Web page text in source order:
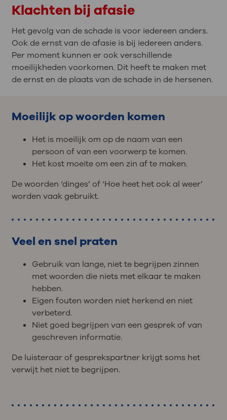
Klachten bij afasie
Het gevolg van de schade is voor iedereen anders.
Ook de ernst van de afasie is bij iedereen anders.
Per moment kunnen er ook verschillende
moeilijkheden voorkomen. Dit heeft te maken met
de ernst en de plaats van de schade in de hersenen.
Moeilijk op woorden komen
Het is moeilijk om op de naam van een
persoon of van een voorwerp te komen.
Het kost moeite om een zin af te maken.
De woorden ‘dinges’ of ‘Hoe heet het ook al weer’
worden vaak gebruikt.
Veel en snel praten
Gebruik van lange, niet te begrijpen zinnen
met woorden die niets met elkaar te maken
hebben.
Eigen fouten worden niet herkend en niet
verbeterd.
Niet goed begrijpen van een gesprek of van
geschreven informatie.
De luisteraar of gesprekspartner krijgt soms het
verwijt het niet te begrijpen.